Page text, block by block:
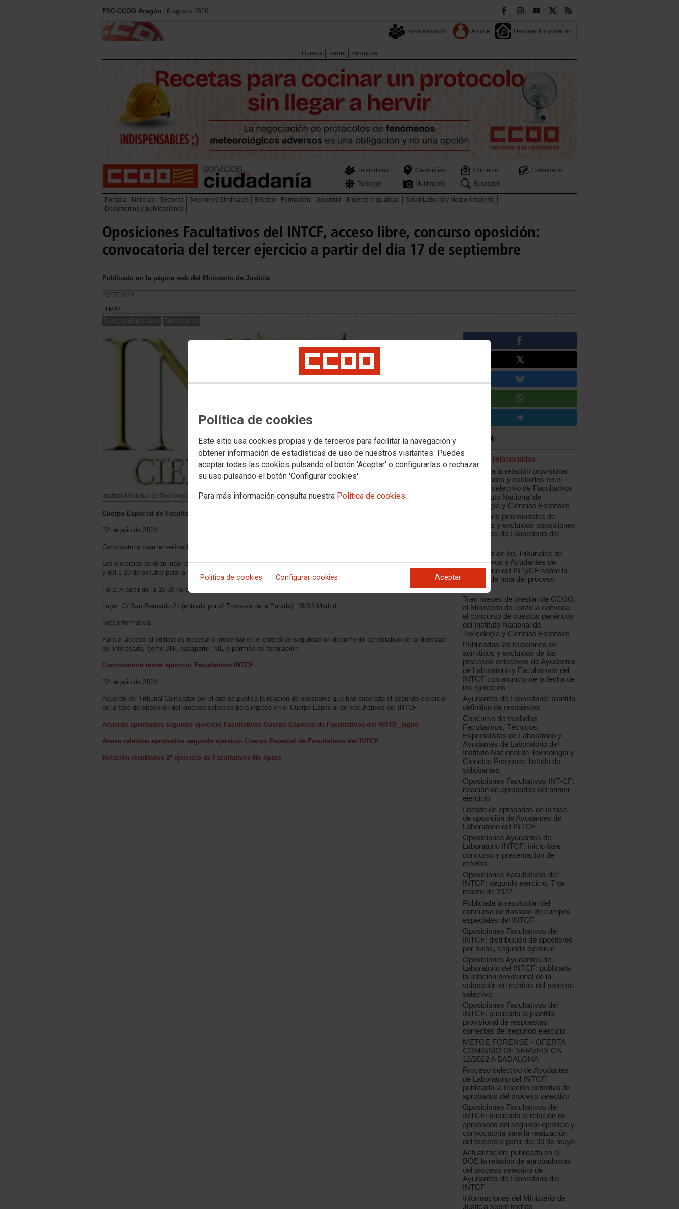
Política de cookies
Este sitio usa cookies propias y de terceros para facilitar la navegación y
obtener información de estadísticas de uso de nuestros visitantes. Puedes
aceptar todas las cookies pulsando el botón 'Aceptar' o configurarlas o rechazar
su uso pulsando el botón 'Configurar cookies'
Para más información consulta nuestra Política de cookies
Política de cookies Configurar cookies Aceptar
FSC-CCOO Aragón | 6 agosto 2026.
Zona afiliación Afiliate Descuentos y ofertas
Huesca Teruel Zaragoza
Tu sindicato Campañas Contacto
Calendario
Tu sector
Multimedia Buscador
Portada Noticias Sectores Secciones Sindicales Empleo Formación Juventud Mujeres e Igualdad
Salud Laboral y Medio Ambiente
Documentos y publicaciones
Oposiciones Facultativos del INTCF, acceso libre, concurso oposición:
convocatoria del tercer ejercicio a partir del día 17 de septiembre
Publicado en la página web del Ministerio de Justicia
23/07/2024.
TEMAS
Cuerpos Especiales Oposiciones
Instituto Nacional de Toxicología y Ciencias Forenses
Cuerpo Especial de Facultativos del INTCF
22 de julio de 2024
Convocatoria para la realización del tercer ejercicio para ingreso en el Cuerpo Especial de Facultativos del INTCF
Los ejercicios tendrán lugar del 17 al 19 de septiembre para la especialidad de Histopatología, y el 23-24 de septiembre
y del 8-10 de octubre para la especialidad de Biología
Hora: A partir de la 15:30 horas
Lugar: C/ San Bernardo 21 (entrada por c/ Travesía de la Parada), 28015 Madrid
Nota informativa
Para el acceso al edificio es necesario presentar en el control de seguridad un documento acreditativo de la identidad
del interesado, como DNI, pasaporte, NIE o permiso de circulación
Convocatoria tercer ejercicio Facultativos INTCF
22 de julio de 2024
Acuerdo del Tribunal Calificador por el que se publica la relación de opositores que han superado el segundo ejercicio
de la fase de oposición del proceso selectivo para ingreso en el Cuerpo Especial de Facultativos del INTCF
Acuerdo aprobados segundo ejercicio Facultativos Cuerpo Especial de Facultativos del INTCF_signe
Anexo relación aprobados segundo ejercicio Cuerpo Especial de Facultativos del INTCF
Relación resultados 2º ejercicio de Facultativos No Aptos
Noticias relacionadas
Publicada la relación provisional
de admitidos y excluidos en el
proceso selectivo de Facultativos
del Instituto Nacional de
Toxicología y Ciencias Forenses
Relaciones provisionales de
admitidos y excluidos oposiciones
Ayudantes de Laboratorio del
Acuerdos de los Tribunales de
Facultativos y Ayudantes de
Laboratorio del INTyCF sobre la
reserva de nota del proceso
anterior
Tras meses de presión de CCOO,
el Ministerio de Justicia convoca
el concurso de puestos genéricos
del Instituto Nacional de
Toxicología y Ciencias Forenses
Publicadas las relaciones de
admitidos y excluidos de los
procesos selectivos de Ayudantes
de Laboratorio y Facultativos del
INTCF con anuncio de la fecha de
los ejercicios
Ayudantes de Laboratorio: plantilla
definitiva de respuestas
Concurso de traslados
Facultativos, Técnicos
Especialistas de Laboratorio y
Ayudantes de Laboratorio del
Instituto Nacional de Toxicología y
Ciencias Forenses: listado de
solicitantes
Oposiciones Facultativos INT-CF:
relación de aprobados del primer
ejercicio
Listado de aprobados de la fase
de oposición de Ayudantes de
Laboratorio del INTCF
Oposiciones Ayudantes de
Laboratorio INTCF: inicio fase
concurso y presentación de
méritos
Oposiciones Facultativos del
INTCF: segundo ejercicio, 7 de
marzo de 2022
Publicada la resolución del
concurso de traslado de cuerpos
especiales del INTCF
Oposiciones Facultativos del
INTCF: distribución de opositores
por aulas, segundo ejercicio
Oposiciones Ayudantes de
Laboratorio del INTCF: publicada
la relación provisional de la
valoración de méritos del proceso
selectivo
Oposiciones Facultativos del
INTCF: publicada la plantilla
provisional de respuestas
correctas del segundo ejercicio
METGE FORENSE - OFERTA
COMISSIÓ DE SERVEIS CS
12/2022 A BADALONA
Proceso selectivo de Ayudantes
de Laboratorio del INTCF:
publicada la relación definitiva de
aprobados del proceso selectivo
Oposiciones Facultativos del
INTCF: publicada la relación de
aprobados del segundo ejercicio y
convocatoria para la realización
del tercero a partir del 30 de mayo
Actualización: publicada en el
BOE la relación de aprobados/as
del proceso selectivo de
Ayudantes de Laboratorio del
INTCF
Informaciones del Ministerio de
Justicia sobre fechas